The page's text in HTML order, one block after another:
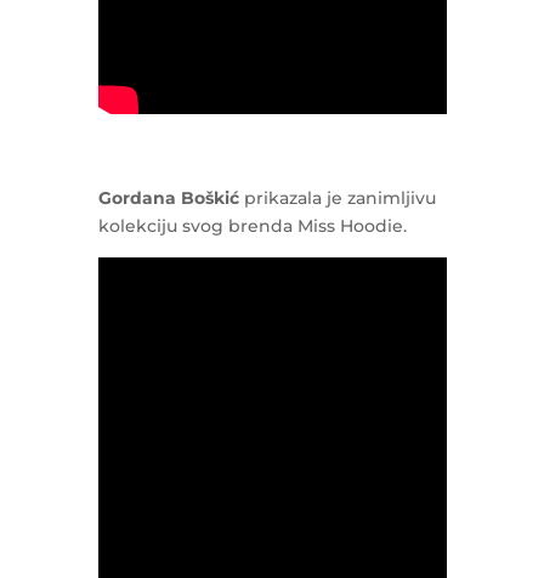
Gordana Boškićprikazala je zanimljivu
kolekciju svog brenda Miss Hoodie.